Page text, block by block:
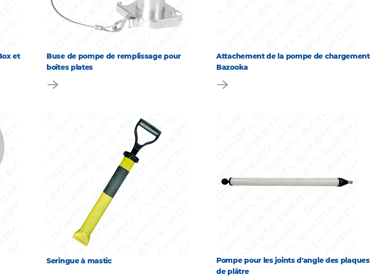
et
Buse de pompe de remplissage pour
boîtes plates
Attachement de la pompe de chargement
Bazooka
Seringue à mastic
Pompe pour les joints d'angle des plaques
de plâtre